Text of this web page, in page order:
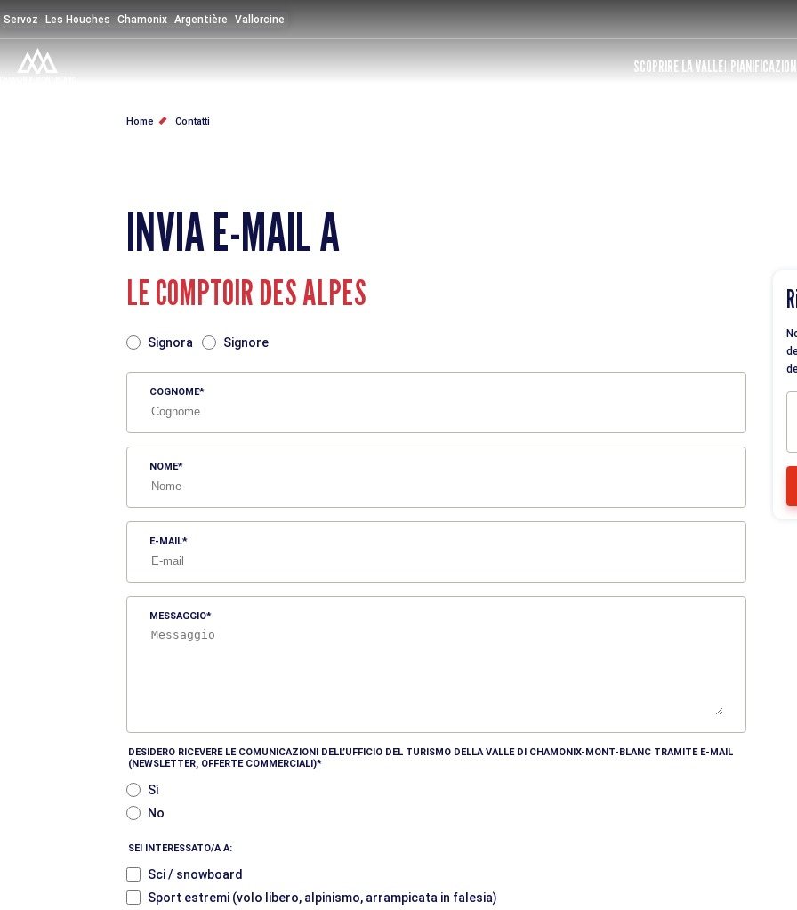
al
contenuto
principale
Servoz Les Houches Chamonix Argentière Vallorcine
SCOPRIRE LA VALLE
BRICIOLE
PANE
Home Contatti
INVIA E-MAIL A
LE COMPTOIR DES ALPES
Signora Signore
COGNOME
NOME
E-MAIL
MESSAGGIO
DESIDERO RICEVERE LE COMUNICAZIONI DELL’UFFICIO DEL TURISMO DELLA VALLE DI CHAMONIX-MONT-BLANC TRAMITE E-MAIL
(NEWSLETTER, OFFERTE COMMERCIALI)
Sì
No
SEI INTERESSATO/A A:
Sci / snowboard
Sport estremi (volo libero, alpinismo, arrampicata in falesia)